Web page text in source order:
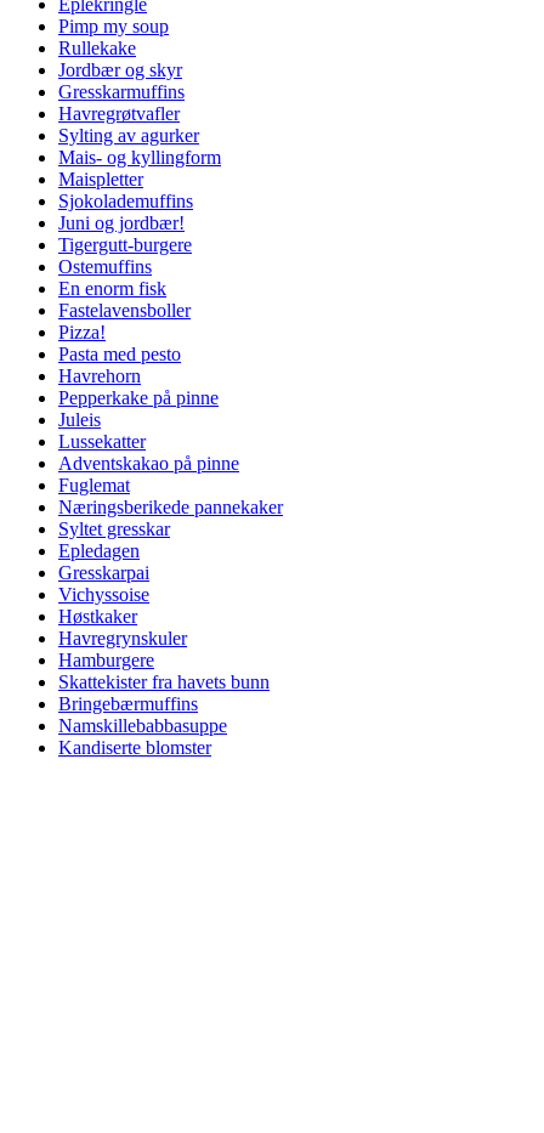
Pimp my soup
Rullekake
Jordbær og skyr
Gresskarmuffins
Havregrøtvafler
Sylting av agurker
Mais- og kyllingform
Maispletter
Sjokolademuffins
Juni og jordbær!
Tigergutt-burgere
Ostemuffins
En enorm fisk
Fastelavensboller
Pizza!
Pasta med pesto
Havrehorn
Pepperkake på pinne
Juleis
Lussekatter
Adventskakao på pinne
Fuglemat
Næringsberikede pannekaker
Syltet gresskar
Epledagen
Gresskarpai
Vichyssoise
Høstkaker
Havregrynskuler
Hamburgere
Skattekister fra havets bunn
Bringebærmuffins
Namskillebabbasuppe
Kandiserte blomster